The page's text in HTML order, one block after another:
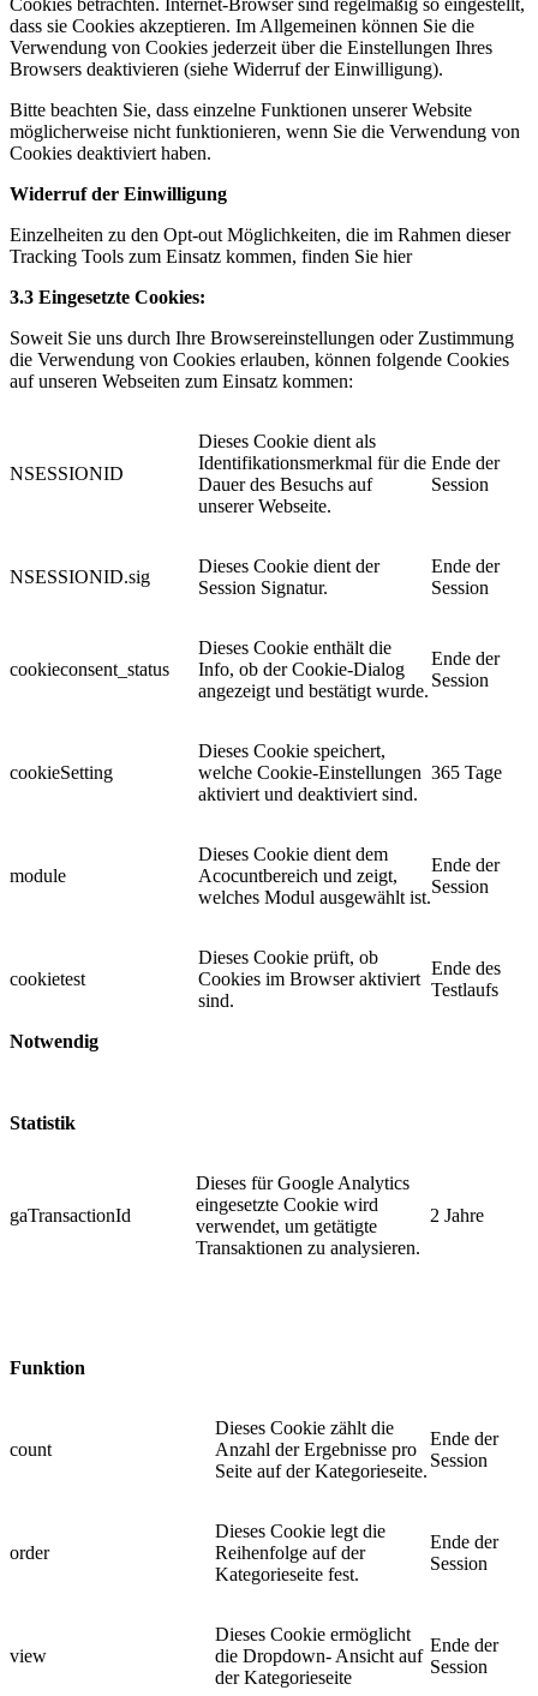
dass sie Cookies akzeptieren. Im Allgemeinen können Sie die
Verwendung von Cookies jederzeit über die Einstellungen Ihres
Browsers deaktivieren (siehe Widerruf der Einwilligung).
Bitte beachten Sie, dass einzelne Funktionen unserer Website
möglicherweise nicht funktionieren, wenn Sie die Verwendung von
Cookies deaktiviert haben.
Widerruf der Einwilligung
Einzelheiten zu den Opt-out Möglichkeiten, die im Rahmen dieser
Tracking Tools zum Einsatz kommen, finden Sie hier
3.3 Eingesetzte Cookies:
Soweit Sie uns durch Ihre Browsereinstellungen oder Zustimmung
die Verwendung von Cookies erlauben, können folgende Cookies
auf unseren Webseiten zum Einsatz kommen:
NSESSIONID
Dieses Cookie dient als
Identifikationsmerkmal für die
Dauer des Besuchs auf
unserer Webseite.
Ende der
Session
NSESSIONID.sig
Dieses Cookie dient der
Session Signatur.
Ende der
Session
cookieconsent_status
Dieses Cookie enthält die
Info, ob der Cookie-Dialog
angezeigt und bestätigt wurde.
Ende der
Session
cookieSetting
Dieses Cookie speichert,
welche Cookie-Einstellungen
aktiviert und deaktiviert sind.
365 Tage
module
Dieses Cookie dient dem
Acocuntbereich und zeigt,
welches Modul ausgewählt ist.
Ende der
Session
cookietest
Dieses Cookie prüft, ob
Cookies im Browser aktiviert
sind.
Ende des
Testlaufs
Notwendig
Statistik
gaTransactionId
Dieses für Google Analytics
eingesetzte Cookie wird
verwendet, um getätigte
Transaktionen zu analysieren.
2 Jahre
Funktion
count
Dieses Cookie zählt die
Anzahl der Ergebnisse pro
Seite auf der Kategorieseite.
Ende der
Session
order
Dieses Cookie legt die
Reihenfolge auf der
Kategorieseite fest.
Ende der
Session
view
Dieses Cookie ermöglicht
die Dropdown- Ansicht auf
der Kategorieseite
Ende der
Session